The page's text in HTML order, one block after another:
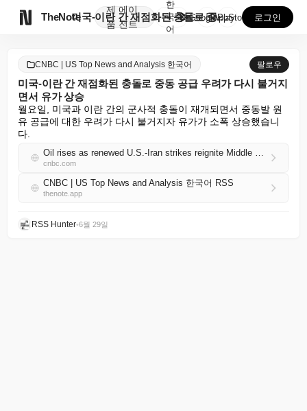
TheNote
제
품
에이
전트
미국-이란 간 재점화된 충돌로 중동 공급 우려가 다시 ...
한
국
어
GooglePlay
AppStore 로그인
CNBC | US Top News and Analysis 한국어 팔로우
미국-이란 간 재점화된 충돌로 중동 공급 우려가 다시 불거지
면서 유가 상승
월요일, 미국과 이란 간의 군사적 충돌이 재개되면서 중동발 원
유 공급에 대한 우려가 다시 불거지자 유가가 소폭 상승했습니
다.
Oil rises as renewed U.S.-Iran strikes reignite Middle East supply fears
cnbc.com
CNBC | US Top News and Analysis 한국어 RSS
thenote.app
RSS Hunter•6월 29일